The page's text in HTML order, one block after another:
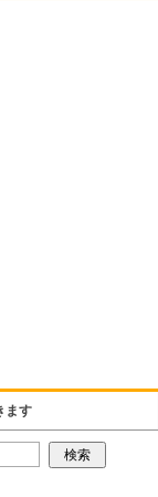
ます